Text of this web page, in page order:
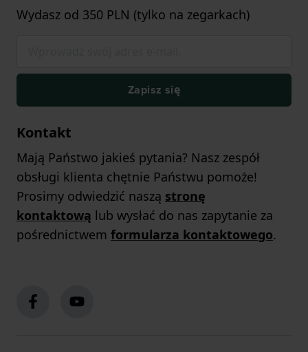
Wydasz od 350 PLN (tylko na zegarkach)
Zapisz się
Kontakt
Mają Państwo jakieś pytania? Nasz zespół
obsługi klienta chętnie Państwu pomoże!
Prosimy odwiedzić naszą stronę
kontaktową lub wysłać do nas zapytanie za
pośrednictwem formularza kontaktowego.